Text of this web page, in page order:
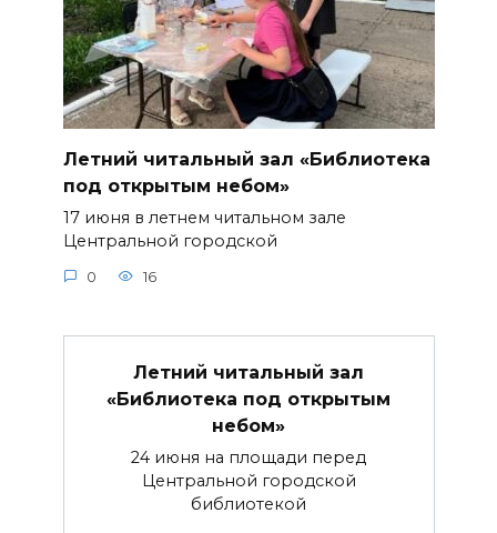
Летний читальный зал «Библиотека
под открытым небом»
17 июня в летнем читальном зале
Центральной городской
0 16
Летний читальный зал
«Библиотека под открытым
небом»
24 июня на площади перед
Центральной городской
библиотекой